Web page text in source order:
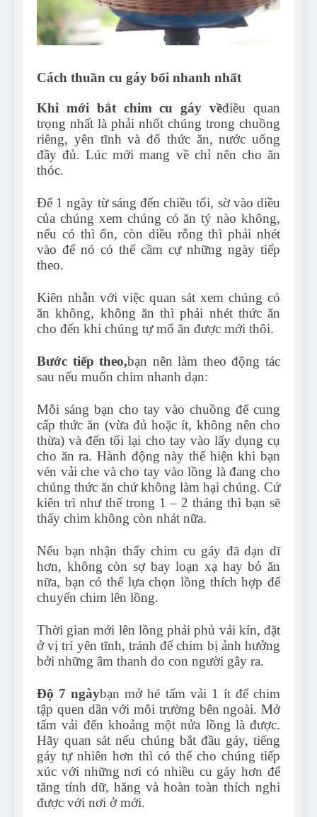
Cách thuần cu gáy bổi nhanh nhất
Khi mới bắt chim cu gáy vềđiều quan
trọng nhất là phải nhốt chúng trong chuồng
riêng, yên tĩnh và đổ thức ăn, nước uống
đầy đủ. Lúc mới mang về chỉ nên cho ăn
thóc.
Để 1 ngày từ sáng đến chiều tối, sờ vào diều
của chúng xem chúng có ăn tý nào không,
nếu có thì ổn, còn diều rỗng thì phải nhét
vào để nó có thể cầm cự những ngày tiếp
theo.
Kiên nhẫn với việc quan sát xem chúng có
ăn không, không ăn thì phải nhét thức ăn
cho đến khi chúng tự mổ ăn được mới thôi.
Bước tiếp theo,bạn nên làm theo động tác
sau nếu muốn chim nhanh dạn:
Mỗi sáng bạn cho tay vào chuồng để cung
cấp thức ăn (vừa đủ hoặc ít, không nên cho
thừa) và đến tối lại cho tay vào lấy dụng cụ
cho ăn ra. Hành động này thể hiện khi bạn
vén vải che và cho tay vào lồng là đang cho
chúng thức ăn chứ không làm hại chúng. Cứ
kiên trì như thế trong 1 – 2 tháng thì bạn sẽ
thấy chim không còn nhát nữa.
Nếu bạn nhận thấy chim cu gáy đã dạn dĩ
hơn, không còn sợ bay loạn xạ hay bỏ ăn
nữa, bạn có thể lựa chọn lồng thích hợp để
chuyển chim lên lồng.
Thời gian mới lên lồng phải phủ vải kín, đặt
ở vị trí yên tĩnh, tránh để chim bị ảnh hưởng
bởi những âm thanh do con người gây ra.
Độ 7 ngàybạn mở hé tấm vải 1 ít để chim
tập quen dần với môi trường bên ngoài. Mở
tấm vải đến khoảng một nửa lồng là được.
Hãy quan sát nếu chúng bắt đầu gáy, tiếng
gáy tự nhiên hơn thì có thể cho chúng tiếp
xúc với những nơi có nhiều cu gáy hơn để
tăng tính dữ, hăng và hoàn toàn thích nghi
được với nơi ở mới.